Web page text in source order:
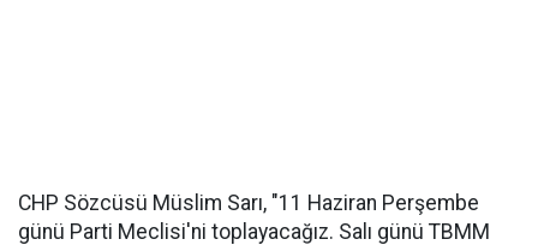
CHP Sözcüsü Müslim Sarı, "11 Haziran Perşembe
günü Parti Meclisi'ni toplayacağız. Salı günü TBMM